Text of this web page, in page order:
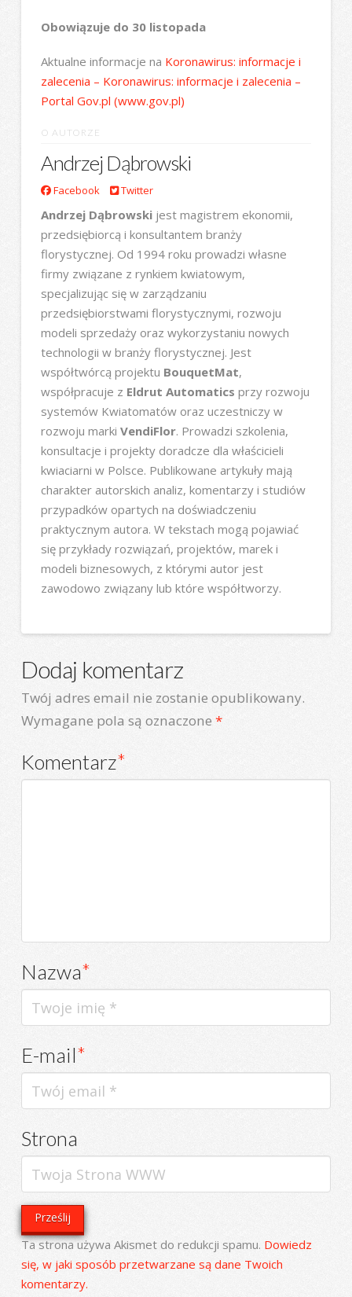
Obowiązuje do 30 listopada
Aktualne informacje na Koronawirus: informacje i
zalecenia – Koronawirus: informacje i zalecenia –
Portal Gov.pl (www.gov.pl)
O AUTORZE
Andrzej Dąbrowski
Facebook Twitter
Andrzej Dąbrowskijest magistrem ekonomii,
przedsiębiorcą i konsultantem branży
florystycznej. Od 1994 roku prowadzi własne
firmy związane z rynkiem kwiatowym,
specjalizując się w zarządzaniu
przedsiębiorstwami florystycznymi, rozwoju
modeli sprzedaży oraz wykorzystaniu nowych
technologii w branży florystycznej. Jest
współtwórcą projektu BouquetMat,
współpracuje z Eldrut Automatics przy rozwoju
systemów Kwiatomatów oraz uczestniczy w
rozwoju marki VendiFlor. Prowadzi szkolenia,
konsultacje i projekty doradcze dla właścicieli
kwiaciarni w Polsce. Publikowane artykuły mają
charakter autorskich analiz, komentarzy i studiów
przypadków opartych na doświadczeniu
praktycznym autora. W tekstach mogą pojawiać
się przykłady rozwiązań, projektów, marek i
modeli biznesowych, z którymi autor jest
zawodowo związany lub które współtworzy.
Dodaj komentarz
Twój adres email nie zostanie opublikowany.
Wymagane pola są oznaczone *
Komentarz*
Nazwa*
E-mail*
Strona
Ta strona używa Akismet do redukcji spamu. Dowiedz
się, w jaki sposób przetwarzane są dane Twoich
komentarzy.